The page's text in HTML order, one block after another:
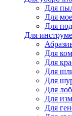
Для
Для
Для
Для
Для
Для
Для
Для
Для
Для
Для